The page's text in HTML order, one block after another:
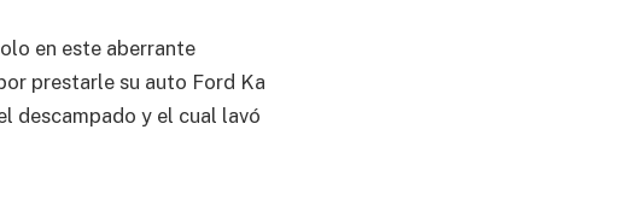
en este aberrante
prestarle su auto Ford Ka
descampado y el cual lavó